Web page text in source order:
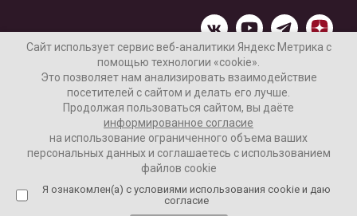
Материалы предоставлены редакцией Интернет-газеты
«Ваши новости»
Нашли ошибку? Выделите ее и нажмите Ctrl+Enter
Согласие пользователя на обработку данных
Сайт использует сервис веб-аналитики Яндекс Метрика с
помощью технологии «cookie».
Это позволяет нам анализировать взаимодействие
посетителей с сайтом и делать его лучше.
Продолжая пользоваться сайтом, вы даёте
информированное согласие
на использование ограниченного объема ваших
персональных данных и соглашаетесь с использованием
файлов cookie
Я ознакомлен(а) с условиями использования cookie и даю
согласие